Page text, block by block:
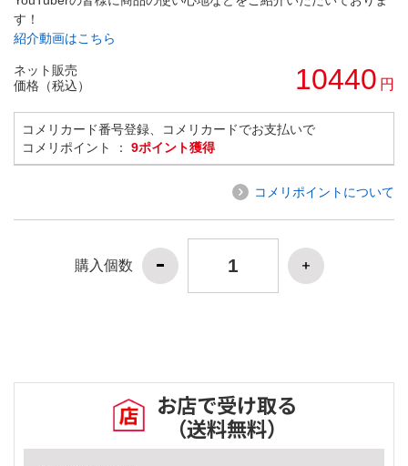
す！
紹介動画はこちら
ネット販売
価格（税込）
10440 円
コメリカード番号登録、コメリカードでお支払いで
コメリポイント ： 9ポイント獲得
コメリポイントについて
購入個数
お店で受け取る
（送料無料）